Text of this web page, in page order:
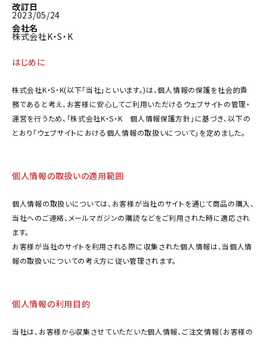
カテゴリーから探す
実店舗一覧
schedule 営業時間 - 10:00～18:00（定休日 - 土日・祝）
改訂日
2023/05/24
会社名
株式会社K・S・K
はじめに
株式会社K・S・K(以下「当社」といいます。)は、個人情報の保護を社会的責
務であると考え、お客様に安心してご利用いただけるウェブサイトの管理・
運営を行うため、「株式会社K・S・K 個人情報保護方針」に基づき、以下の
とおり「ウェブサイトにおける個人情報の取扱いについて」を定めました。
個人情報の取扱いの適用範囲
個人情報の取扱いについては、お客様が当社のサイトを通じて商品の購入、
当社へのご連絡、メールマガジンの購読などをご利用された時に適応され
ます。
お客様が当社のサイトを利用される際に収集された個人情報は、当個人情
報の取扱いについての考え方に従い管理されます。
個人情報の利用目的
当社は、お客様から収集させていただいた個人情報、ご注文情報（お客様の